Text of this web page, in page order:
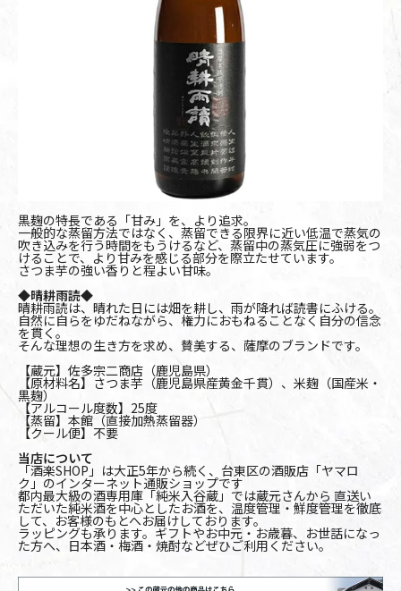
黒麹の特長である「甘み」を、より追求。
一般的な蒸留方法ではなく、蒸留できる限界に近い低温で蒸気の
吹き込みを行う時間をもうけるなど、蒸留中の蒸気圧に強弱をつ
けることで、より甘みを感じる部分を際立たせています。
さつま芋の強い香りと程よい甘味。
◆晴耕雨読◆
晴耕雨読は、晴れた日には畑を耕し、雨が降れば読書にふける。
自然に自らをゆだねながら、権力におもねることなく自分の信念
を貫く。
そんな理想の生き方を求め、賛美する、薩摩のブランドです。
【蔵元】佐多宗二商店（鹿児島県）
【原材料名】さつま芋（鹿児島県産黄金千貫）、米麹（国産米・
黒麹）
【アルコール度数】25度
【蒸留】本館（直接加熱蒸留器）
【クール便】不要
当店について
「酒楽SHOP」は大正5年から続く、台東区の酒販店「ヤマロ
ク」のインターネット通販ショップです
都内最大級の酒専用庫「純米入谷蔵」では蔵元さんから 直送い
ただいた純米酒を中心としたお酒を、温度管理・鮮度管理を徹底
して、お客様のもとへお届けしております。
ラッピングも承ります。ギフトやお中元・お歳暮、お世話になっ
た方へ、日本酒・梅酒・焼酎などぜひご利用ください。